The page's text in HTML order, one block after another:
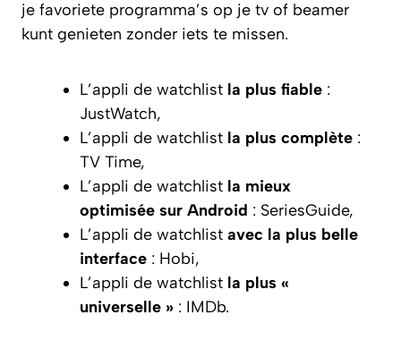
je favoriete programma’s op je tv of beamer
kunt genieten zonder iets te missen.
L’appli de watchlist la plus fiable:
JustWatch,
L’appli de watchlist la plus complète:
TV Time,
L’appli de watchlist la mieux
optimisée sur Android : SeriesGuide,
L’appli de watchlist avec la plus belle
interface: Hobi,
L’appli de watchlist la plus «
universelle »: IMDb.